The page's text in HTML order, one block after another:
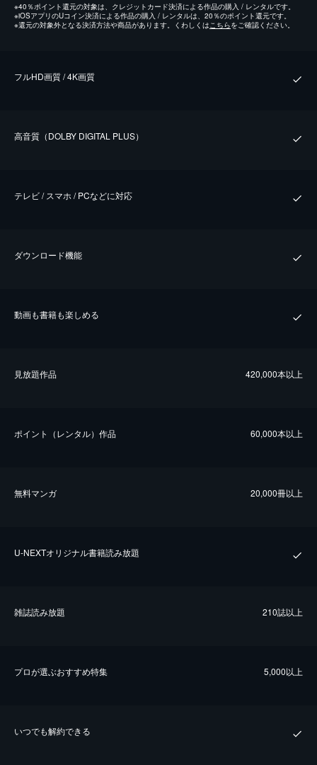
※40％ポイント還元の対象は、クレジットカード決済による作品の購入 / レンタルです。
※iOSアプリのUコイン決済による作品の購入 / レンタルは、20％のポイント還元です。
※還元の対象外となる決済方法や商品があります。くわしくは こちらをご確認ください。
フルHD画質 / 4K画質
⾼⾳質（DOLBY DIGITAL PLUS）
テレビ / スマホ / PCなどに対応
ダウンロード機能
動画も書籍も楽しめる
⾒放題作品 420,000本以上
ポイント（レンタル）作品 60,000本以上
無料マンガ 20,000冊以上
U-NEXTオリジナル書籍読み放題
雑誌読み放題 210誌以上
プロが選ぶおすすめ特集 5,000以上
いつでも解約できる